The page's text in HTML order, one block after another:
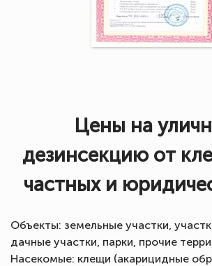
Цены на
дезинсекцию от
частных и
Объекты: земельные участки,
дачные участки, парки, прочие
Насекомые: клещи (акарицидные